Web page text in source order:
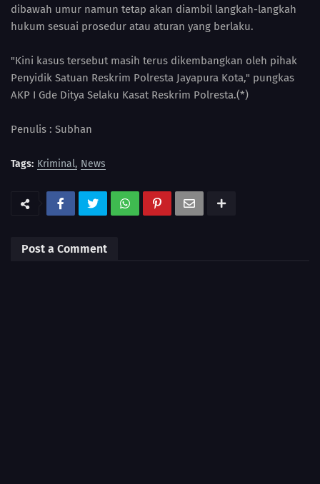
dibawah umur namun tetap akan diambil langkah-langkah
hukum sesuai prosedur atau aturan yang berlaku.
"Kini kasus tersebut masih terus dikembangkan oleh pihak
Penyidik Satuan Reskrim Polresta Jayapura Kota," pungkas
AKP I Gde Ditya Selaku Kasat Reskrim Polresta.(*)
Penulis : Subhan
Tags: Kriminal News
Post a Comment